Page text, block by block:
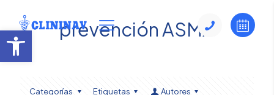
Abrir barra de herramientas
prevención ASMA
Categorías Etiquetas
Autores